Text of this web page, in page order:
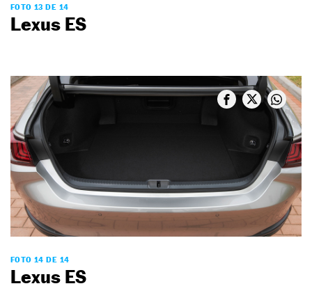
FOTO 13 DE 14
Lexus ES
FOTO 14 DE 14
Lexus ES